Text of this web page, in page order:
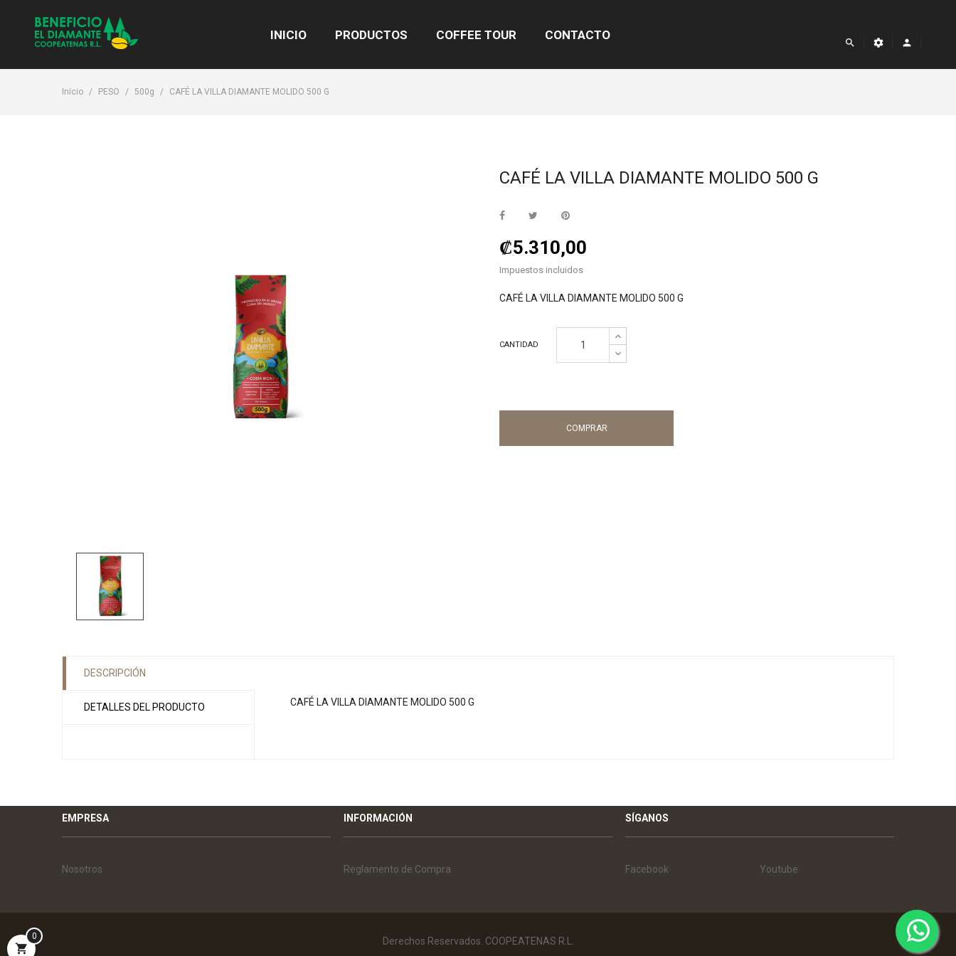
INICIO PRODUCTOS COFFEE TOUR CONTACTO



Inicio PESO 500g CAFÉ LA VILLA DIAMANTE MOLIDO 500 G
CAFÉ LA VILLA DIAMANTE MOLIDO 500 G
₡5.310,00
Impuestos incluidos
CAFÉ LA VILLA DIAMANTE MOLIDO 500 G
CANTIDAD
COMPRAR
DESCRIPCIÓN
DETALLES DEL PRODUCTO CAFÉ LA VILLA DIAMANTE MOLIDO 500 G
EMPRESA
Nosotros
INFORMACIÓN
Reglamento de Compra
SÍGANOS
Facebook Youtube
Derechos Reservados. COOPEATENAS R.L.

0